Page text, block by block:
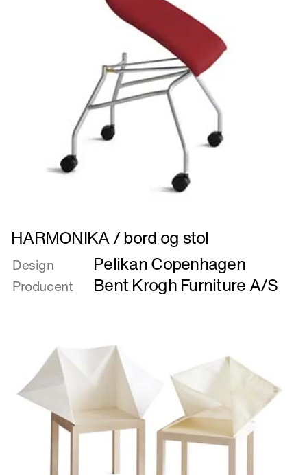
Læs
mere
om
HARMONIKA
/
HARMONIKA / bord og stol
Design Pelikan Copenhagen
Producent Bent Krogh Furniture A/S